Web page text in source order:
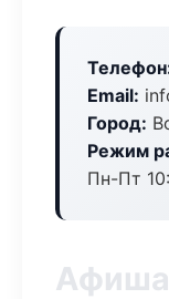
Email:
Город:
Режим
Пн-Пт
Афиша